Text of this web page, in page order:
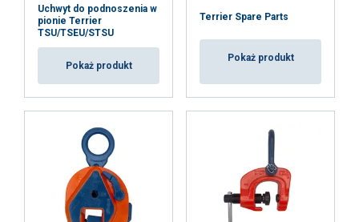
Uchwyt do podnoszenia w
pionie Terrier
TSU/TSEU/STSU
Pokaż produkt
Terrier Spare Parts
Pokaż produkt